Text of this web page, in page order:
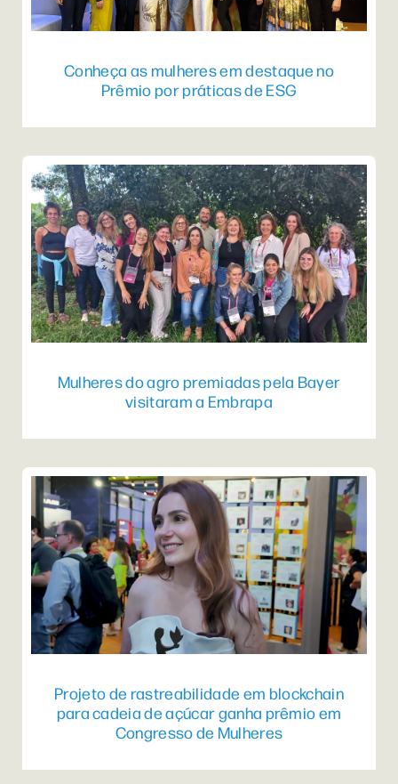
Conheça as mulheres em destaque no
Prêmio por práticas de ESG
Mulheres do agro premiadas pela Bayer
visitaram a Embrapa
Projeto de rastreabilidade em blockchain
para cadeia de açúcar ganha prêmio em
Congresso de Mulheres